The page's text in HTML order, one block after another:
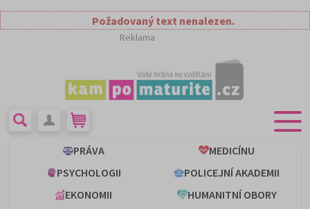
Požadovaný text nenalezen.
Reklama
PRÁVA
MEDICÍNU
PSYCHOLOGII
POLICEJNÍ AKADEMII
EKONOMII
HUMANITNÍ OBORY